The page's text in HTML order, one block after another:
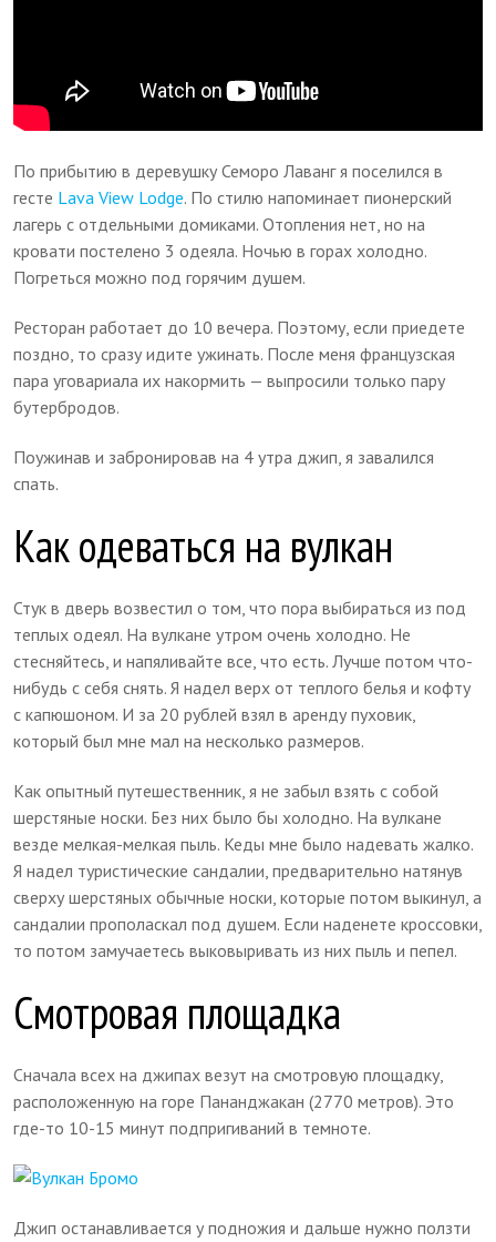
По прибытию в деревушку Семоро Лаванг я поселился в
гесте Lava View Lodge. По стилю напоминает пионерский
лагерь с отдельными домиками. Отопления нет, но на
кровати постелено 3 одеяла. Ночью в горах холодно.
Погреться можно под горячим душем.
Ресторан работает до 10 вечера. Поэтому, если приедете
поздно, то сразу идите ужинать. После меня французская
пара уговариала их накормить — выпросили только пару
бутербродов.
Поужинав и забронировав на 4 утра джип, я завалился
спать.
Как одеваться на вулкан
Стук в дверь возвестил о том, что пора выбираться из под
теплых одеял. На вулкане утром очень холодно. Не
стесняйтесь, и напяливайте все, что есть. Лучше потом что-
нибудь с себя снять. Я надел верх от теплого белья и кофту
с капюшоном. И за 20 рублей взял в аренду пуховик,
который был мне мал на несколько размеров.
Как опытный путешественник, я не забыл взять с собой
шерстяные носки. Без них было бы холодно. На вулкане
везде мелкая-мелкая пыль. Кеды мне было надевать жалко.
Я надел туристические сандалии, предварительно натянув
сверху шерстяных обычные носки, которые потом выкинул, а
сандалии прополаскал под душем. Если наденете кроссовки,
то потом замучаетесь выковыривать из них пыль и пепел.
Смотровая площадка
Сначала всех на джипах везут на смотровую площадку,
расположенную на горе Пананджакан (2770 метров). Это
где-то 10-15 минут подпригиваний в темноте.
Джип останавливается у подножия и дальше нужно ползти